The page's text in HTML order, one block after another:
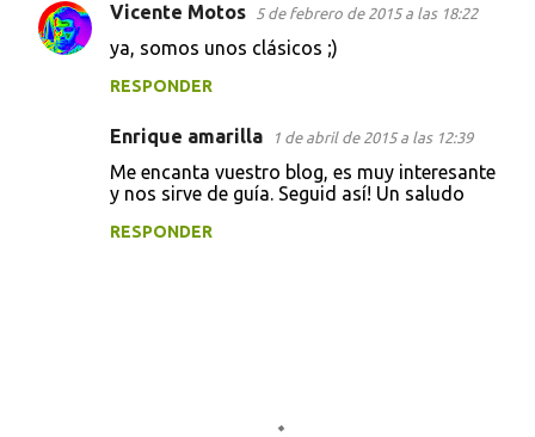
n
t
Vicente Motos 5 de febrero de 2015 a las 18:22
ya, somos unos clásicos ;)
RESPONDER
Enrique amarilla 1 de abril de 2015 a las 12:39
Me encanta vuestro blog, es muy interesante
y nos sirve de guía. Seguid así! Un saludo
RESPONDER